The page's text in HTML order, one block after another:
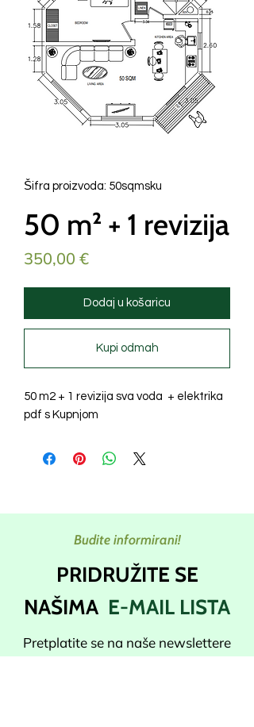
Šifra proizvoda: 50sqmsku
50 m² + 1 revizija
350,00 €Cijena
Dodaj u košaricu
Kupi odmah
50 m2 + 1 revizija sva voda + elektrika
pdf s Kupnjom
Budite informirani!
PRIDRUŽITE SE
NAŠIMA E-MAIL LISTA
Pretplatite se na naše newslettere